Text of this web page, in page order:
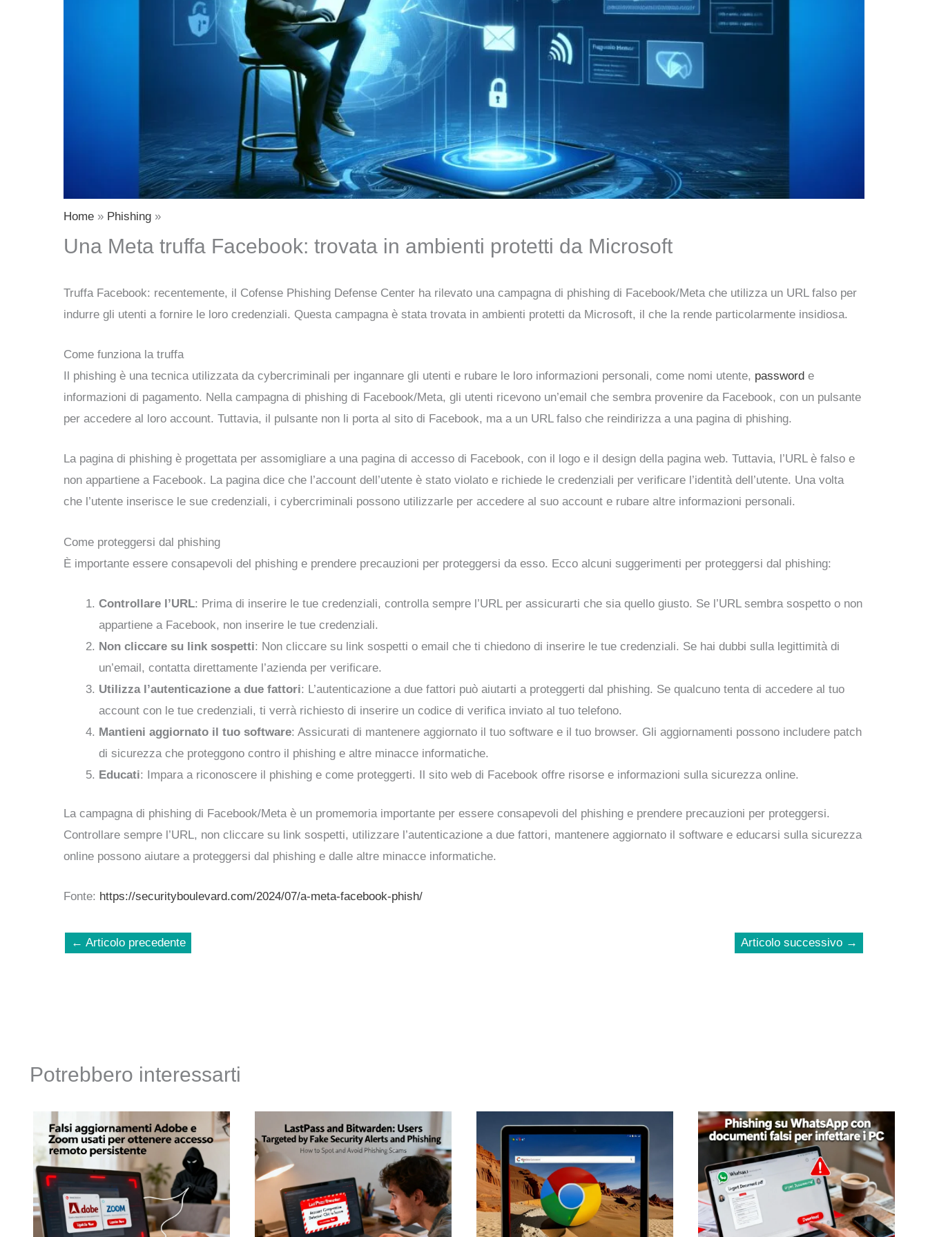
Home Phishing
Una Meta truffa Facebook: trovata in ambienti protetti da Microsoft
Truffa Facebook: recentemente, il Cofense Phishing Defense Center ha rilevato una campagna di phishing di Facebook/Meta che utilizza un URL falso per
indurre gli utenti a fornire le loro credenziali. Questa campagna è stata trovata in ambienti protetti da Microsoft, il che la rende particolarmente insidiosa.
Come funziona la truffa
Il phishing è una tecnica utilizzata da cybercriminali per ingannare gli utenti e rubare le loro informazioni personali, come nomi utente, password e
informazioni di pagamento. Nella campagna di phishing di Facebook/Meta, gli utenti ricevono un’email che sembra provenire da Facebook, con un pulsante
per accedere al loro account. Tuttavia, il pulsante non li porta al sito di Facebook, ma a un URL falso che reindirizza a una pagina di phishing.
La pagina di phishing è progettata per assomigliare a una pagina di accesso di Facebook, con il logo e il design della pagina web. Tuttavia, l’URL è falso e
non appartiene a Facebook. La pagina dice che l’account dell’utente è stato violato e richiede le credenziali per verificare l’identità dell’utente. Una volta
che l’utente inserisce le sue credenziali, i cybercriminali possono utilizzarle per accedere al suo account e rubare altre informazioni personali.
Come proteggersi dal phishing
È importante essere consapevoli del phishing e prendere precauzioni per proteggersi da esso. Ecco alcuni suggerimenti per proteggersi dal phishing:
Controllare l’URL: Prima di inserire le tue credenziali, controlla sempre l’URL per assicurarti che sia quello giusto. Se l’URL sembra sospetto o non
appartiene a Facebook, non inserire le tue credenziali.
Non cliccare su link sospetti: Non cliccare su link sospetti o email che ti chiedono di inserire le tue credenziali. Se hai dubbi sulla legittimità di
un’email, contatta direttamente l’azienda per verificare.
Utilizza l’autenticazione a due fattori: L’autenticazione a due fattori può aiutarti a proteggerti dal phishing. Se qualcuno tenta di accedere al tuo
account con le tue credenziali, ti verrà richiesto di inserire un codice di verifica inviato al tuo telefono.
Mantieni aggiornato il tuo software: Assicurati di mantenere aggiornato il tuo software e il tuo browser. Gli aggiornamenti possono includere patch
di sicurezza che proteggono contro il phishing e altre minacce informatiche.
Educati: Impara a riconoscere il phishing e come proteggerti. Il sito web di Facebook offre risorse e informazioni sulla sicurezza online.
La campagna di phishing di Facebook/Meta è un promemoria importante per essere consapevoli del phishing e prendere precauzioni per proteggersi.
Controllare sempre l’URL, non cliccare su link sospetti, utilizzare l’autenticazione a due fattori, mantenere aggiornato il software e educarsi sulla sicurezza
online possono aiutare a proteggersi dal phishing e dalle altre minacce informatiche.
Fonte: https://securityboulevard.com/2024/07/a-meta-facebook-phish/
← Articolo precedente Articolo successivo →
Potrebbero interessarti